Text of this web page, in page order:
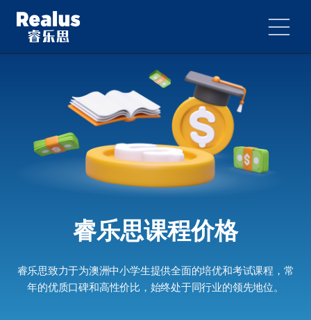
睿乐思课程价格
睿乐思致力于为澳洲中小学生提供全面的培优和考试课程，常
年的优质口碑和高性价比，始终处于同行业的领先地位。